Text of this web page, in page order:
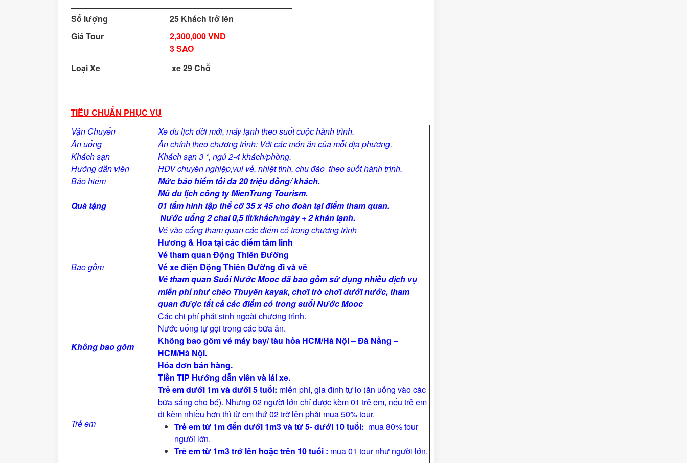
Số lượng
25 Khách trở lên
Giá Tour
2,300,000 VND
3 SAO
Loại Xe
xe 29 Chỗ
TIÊU CHUẨN PHỤC VỤ
Vận Chuyển
Xe du lịch đời mới, máy lạnh theo suốt cuộc hành trình.
Ăn uống
Ăn chính theo chương trình: Với các món ăn của mỗi địa phương.
Khách sạn
Khách sạn3 *, ngủ2-4 khách/phòng.
Hướng dẫn viên
HDV chuyên nghiệp,vui vẻ, nhiệt tình, chu đáo theo suốt hành trình.
Bảo hiểm
Mức bảo hiểm tối đa20triệu đồng/ khách.
Quà tặng
Mũ du lịch công tyMienTrung Tourism.
01 tấm hình tập thể cỡ 35 x 45 cho đoàn tại điểm tham quan.
Nước uống 2 chai 0,5 lít/khách/ngày + 2 khăn lạnh.
Bao gồm
Vé vào cổng tham quan các điểm có trong chương trình
Hương & Hoa tại các điểm tâm linh
Vé tham quan Động Thiên Đường
Vé xe điện Động Thiên Đường đi và về
Vé tham quan Suối Nước Mooc đã bao gồm sử dụng nhiều dịch vụ
miễn phí như chèo Thuyền kayak, chơi trò chơi dưới nước, tham
quan được tất cả các điểm có trong suối Nước Mooc
Không bao gồm
Các chi phí phát sinh ngoài chương trình.
Nước uống tự gọi trong các bữa ăn.
Không bao gồm vé máy bay/ tàu hỏa HCM/Hà Nội – Đà Nẵng –
HCM/Hà Nội.
Hóa đơn bán hàng.
Tiền TIP Hướng dẫn viên và lái xe.
Trẻ em
Trẻ em dưới 1m và dưới 5 tuổi: miễn phí, gia đình tự lo (ăn uống vào các
bữa sáng cho bé). Nhưng 02 người lớn chỉ được kèm 01 trẻ em, nếu trẻ em
đi kèm nhiều hơn thì từ em thứ 02 trở lên phải mua 50% tour.
Trẻ em từ 1m đến dưới 1m3và từ 5- dưới 10 tuổi: mua 80% tour
người lớn.
Trẻ em từ 1m3 trở lên hoặc trên 10 tuổi : mua 01 tour như người lớn.